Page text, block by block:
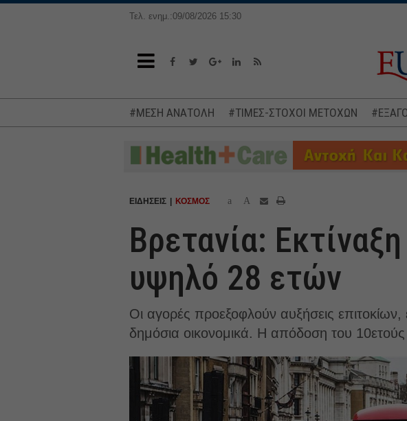
Τελ. ενημ.:09/08/2026 15:30
#ΜΕΣΗ ΑΝΑΤΟΛΗ #ΤΙΜΕΣ-ΣΤΟΧΟΙ ΜΕΤΟΧΩΝ
ΕΙΔΗΣΕΙΣ ΚΟΣΜΟΣ a A
Βρετανία:
υψηλό 28 ετών
Οι αγορές προεξοφλούν αυξήσεις επιτοκίων,
δημόσια οικονομικά. Η απόδοση του